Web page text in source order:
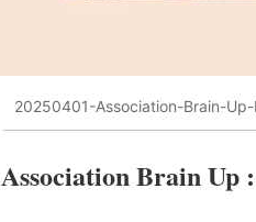
20250401-Association-Brain-
Association Brain Up